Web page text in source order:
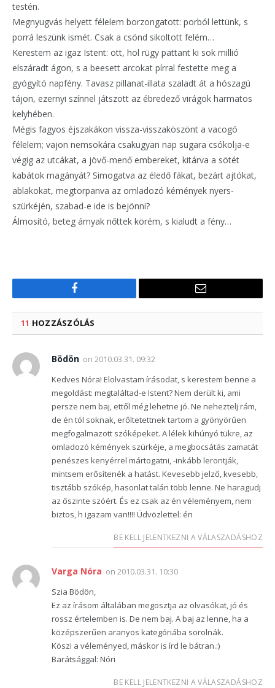
testén.
Megnyugvás helyett félelem borzongatott: porból lettünk, s
porrá leszünk ismét. Csak a csönd sikoltott felém…
Kerestem az igaz Istent: ott, hol rügy pattant ki sok millió
elszáradt ágon, s a beesett arcokat pírral festette meg a
gyógyító napfény. Tavasz pillanat-illata szaladt át a hószagú
tájon, ezernyi színnel játszott az ébredező virágok harmatos
kelyhében.
Mégis fagyos éjszakákon vissza-visszaköszönt a vacogó
félelem; vajon nemsokára csakugyan nap sugara csókolja-e
végig az utcákat, a jövő-menő embereket, kitárva a sötét
kabátok magányát? Simogatva az éledő fákat, bezárt ajtókat,
ablakokat, megtorpanva az omladozó kémények nyers-
szürkéjén, szabad-e ide is bejönni?
Álmosító, beteg árnyak nőttek körém, s kialudt a fény…
Facebook Email
11 HOZZÁSZÓLÁS
Bödön on 2010.03.31. 09:32
Kedves Nóra! Elolvastam írásodat, s kerestem benne a
megoldást: megtaláltad-e Istent? Nem derült ki, ami
persze nem baj, ettől még lehetne jó. Ne neheztelj rám,
de én tól soknak, erőltetettnek tartom a gyönyörűen
megfogalmazott szóképeket. A lélek kihúnyó tükre, az
omladozó kémények szürkéje, a megbocsátás zamatát
penészes kenyérrel mártogatni, -inkább lerontják,
mintsem erősítenék a hatást. Kevesebb jelző, kvesebb,
tisztább szókép, hasonlat talán több lenne. Ne haragudj
az őszinte szóért. És ez csak az én véleményem, nem
biztos, h igazam van!!!! Üdvözlettel: én
BE KELL JELENTKEZNI A VÁLASZADÁSHOZ
Varga Nóra on 2010.03.31. 10:30
Szia Bödön,
Ez az írásom általában megosztja az olvasókat, jó és
rossz értelemben is. De nem baj. A baj az lenne, ha a
középszerűen aranyos kategóriába sorolnák.
Köszi a véleményed, máskor is írd le bátran.:)
Barátsággal: Nóri
BE KELL JELENTKEZNI A VÁLASZADÁSHOZ